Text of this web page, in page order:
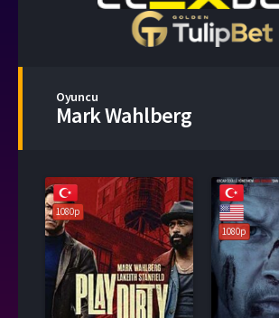
Oyuncu
Mark Wahlberg
1080p
1080p